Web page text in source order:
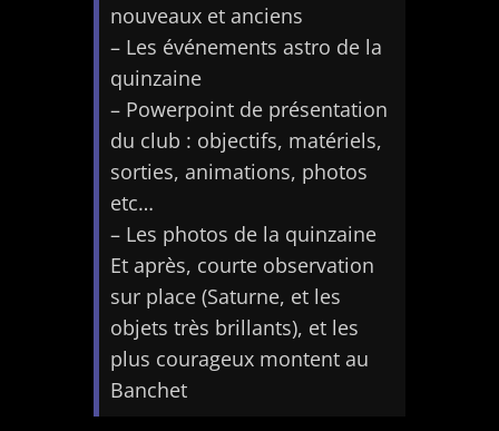
nouveaux et anciens
– Les événements astro de la
quinzaine
– Powerpoint de présentation
du club : objectifs, matériels,
sorties, animations, photos
etc…
– Les photos de la quinzaine
Et après, courte observation
sur place (Saturne, et les
objets très brillants), et les
plus courageux montent au
Banchet